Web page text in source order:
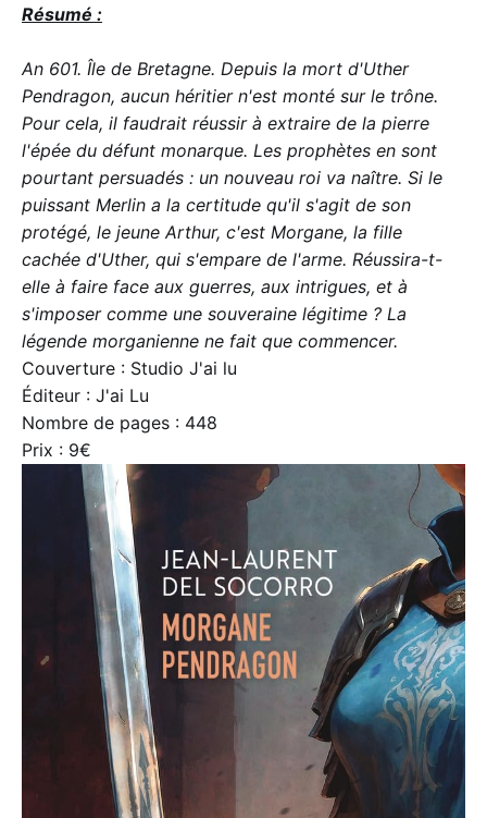
Résumé :
An 601. Île de Bretagne. Depuis la mort d'Uther
Pendragon, aucun héritier n'est monté sur le trône.
Pour cela, il faudrait réussir à extraire de la pierre
l'épée du défunt monarque. Les prophètes en sont
pourtant persuadés : un nouveau roi va naître. Si le
puissant Merlin a la certitude qu'il s'agit de son
protégé, le jeune Arthur, c'est Morgane, la fille
cachée d'Uther, qui s'empare de l'arme. Réussira-t-
elle à faire face aux guerres, aux intrigues, et à
s'imposer comme une souveraine légitime ? La
légende morganienne ne fait que commencer.
Couverture : Studio J'ai lu
Éditeur : J'ai Lu
Nombre de pages : 448
Prix : 9€